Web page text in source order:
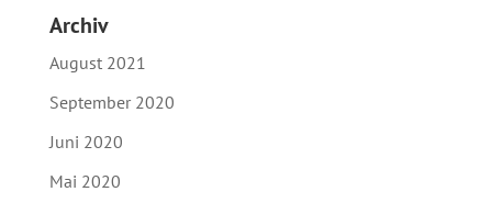
Archiv
August 2021
September 2020
Juni 2020
Mai 2020